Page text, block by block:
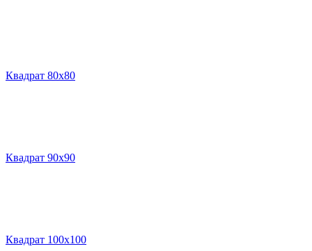
Квадрат 80х80
Квадрат 90х90
Квадрат 100х100